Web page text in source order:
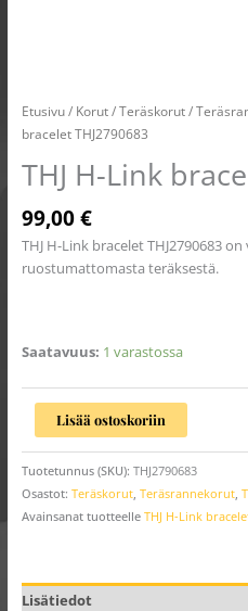
Etusivu/ Korut/Teräskorut/
bracelet THJ2790683
THJ H-Link
99,00€
THJ H-Link bracelet THJ2790683
ruostumattomasta teräksestä.
Saatavuus: 1 varastossa
Lisää ostoskoriin
Tuotetunnus (SKU): THJ2790683
Osastot: Teräskorut, Teräsrannekorut,
Avainsanat tuotteelle THJ H-Link
Lisätiedot